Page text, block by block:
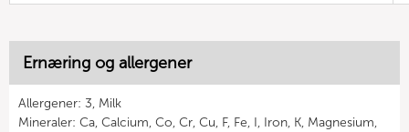
Ernæring og allergener
Allergener: 3, Milk
Mineraler: Ca, Calcium, Co, Cr, Cu, F, Fe, I, Iron, K, Magnesium,